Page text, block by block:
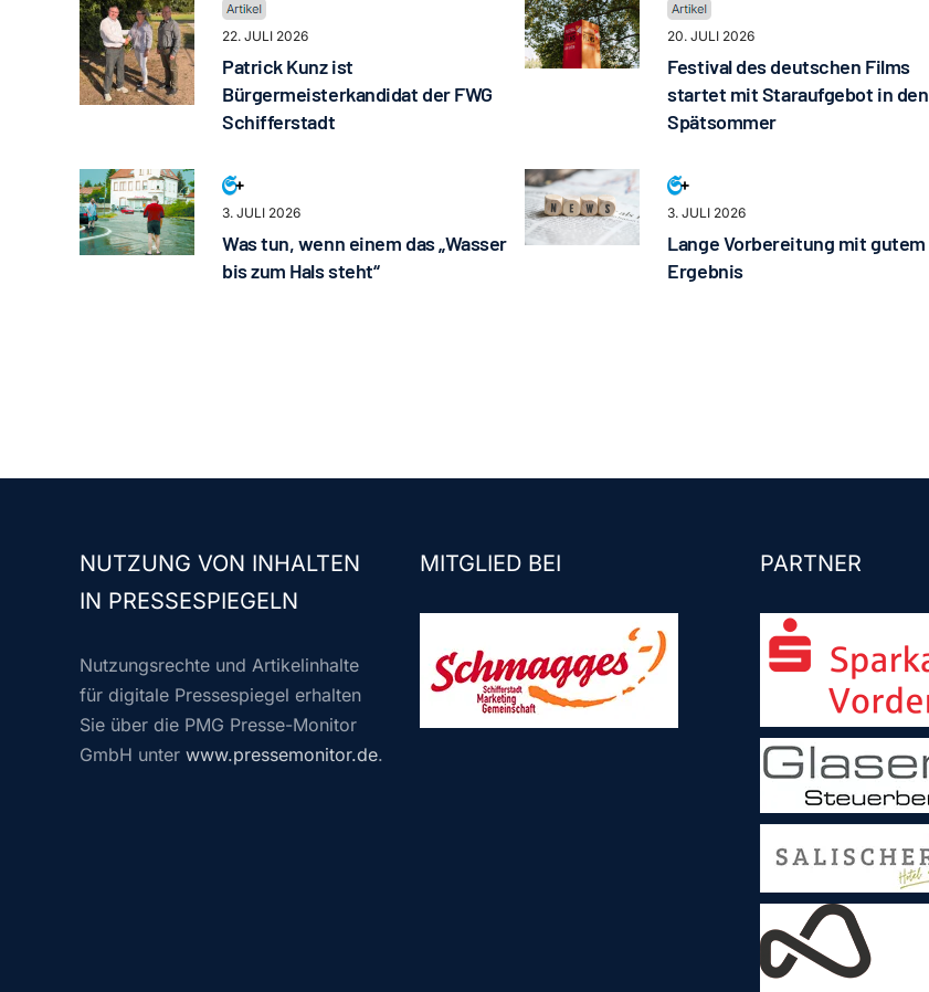
22. JULI 2026
Patrick Kunz ist
Bürgermeisterkandidat der FWG
Schifferstadt
20. JULI 2026
Festival des deutschen Films
startet mit Staraufgebot in den
Spätsommer
3. JULI 2026
Was tun, wenn einem das „Wasser
bis zum Hals steht“
3. JULI 2026
Lange Vorbereitung mit gutem
Ergebnis
NUTZUNG VON INHALTEN
IN PRESSESPIEGELN
Nutzungsrechte und Artikelinhalte
für digitale Pressespiegel erhalten
Sie über die PMG Presse-Monitor
GmbH unter www.pressemonitor.de.
MITGLIED BEI PARTNER